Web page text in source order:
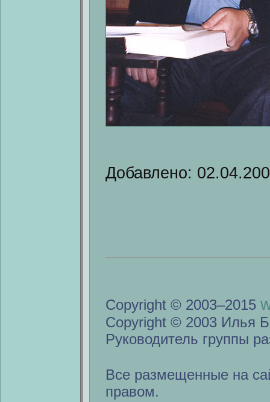
Добавлено:
Copyright © 2003–2015
Copyright © 2003 Илья
Руководитель группы
Все размещенные на
правом.